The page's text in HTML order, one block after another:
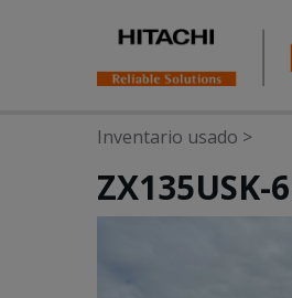
Inventario usado >
ZX135USK-6